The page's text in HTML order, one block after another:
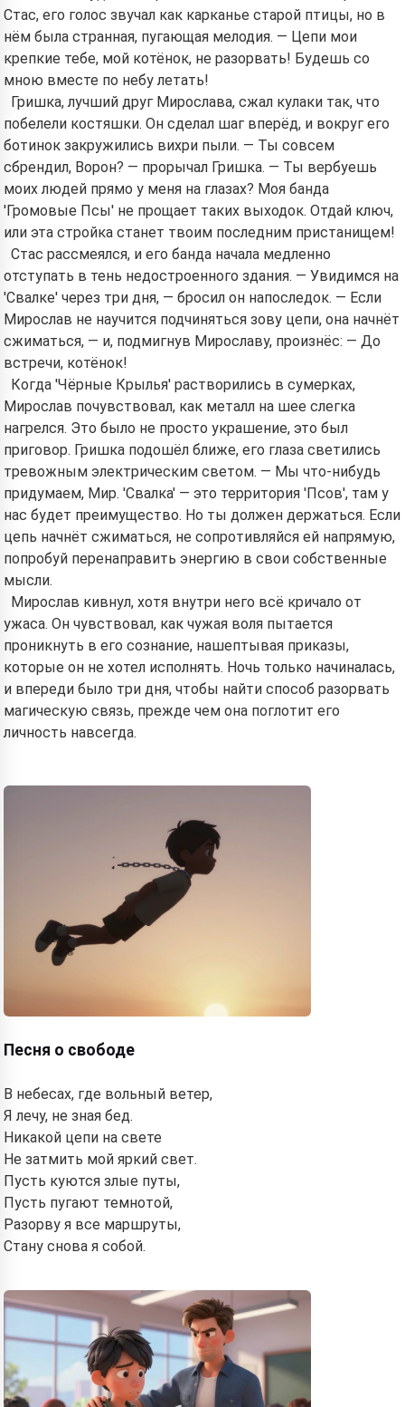
Стас, его голос звучал как карканье старой птицы, но в
нём была странная, пугающая мелодия. — Цепи мои
крепкие тебе, мой котёнок, не разорвать! Будешь со
мною вместе по небу летать!
Гришка, лучший друг Мирослава, сжал кулаки так, что
побелели костяшки. Он сделал шаг вперёд, и вокруг его
ботинок закружились вихри пыли. — Ты совсем
сбрендил, Ворон? — прорычал Гришка. — Ты вербуешь
моих людей прямо у меня на глазах? Моя банда
'Громовые Псы' не прощает таких выходок. Отдай ключ,
или эта стройка станет твоим последним пристанищем!
Стас рассмеялся, и его банда начала медленно
отступать в тень недостроенного здания. — Увидимся на
'Свалке' через три дня, — бросил он напоследок. — Если
Мирослав не научится подчиняться зову цепи, она начнёт
сжиматься, — и, подмигнув Мирославу, произнёс: — До
встречи, котёнок!
Когда 'Чёрные Крылья' растворились в сумерках,
Мирослав почувствовал, как металл на шее слегка
нагрелся. Это было не просто украшение, это был
приговор. Гришка подошёл ближе, его глаза светились
тревожным электрическим светом. — Мы что-нибудь
придумаем, Мир. 'Свалка' — это территория 'Псов', там у
нас будет преимущество. Но ты должен держаться. Если
цепь начнёт сжиматься, не сопротивляйся ей напрямую,
попробуй перенаправить энергию в свои собственные
мысли.
Мирослав кивнул, хотя внутри него всё кричало от
ужаса. Он чувствовал, как чужая воля пытается
проникнуть в его сознание, нашептывая приказы,
которые он не хотел исполнять. Ночь только начиналась,
и впереди было три дня, чтобы найти способ разорвать
магическую связь, прежде чем она поглотит его
личность навсегда.
Песня о свободе
В небесах, где вольный ветер,
Я лечу, не зная бед.
Никакой цепи на свете
Не затмить мой яркий свет.
Пусть куются злые путы,
Пусть пугают темнотой,
Разорву я все маршруты,
Стану снова я собой.